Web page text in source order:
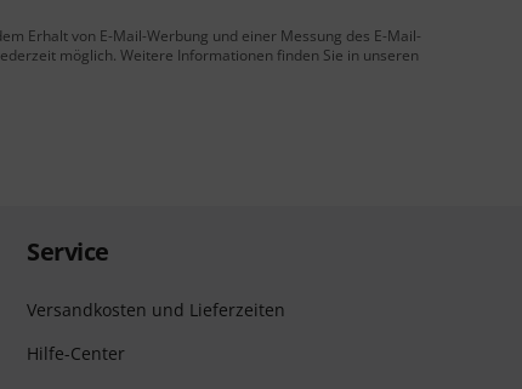
Erhalt von E-Mail-Werbung und einer Messung des E-Mail-
möglich. Weitere Informationen finden Sie in unseren
Service
Versandkosten und Lieferzeiten
Hilfe-Center